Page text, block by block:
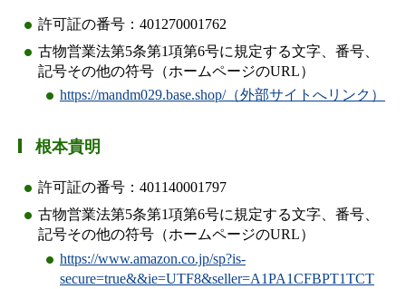
許可証の番号：401270001762
古物営業法第5条第1項第6号に規定する文字、番号、
記号その他の符号（ホームページのURL）
https://mandm029.base.shop/（外部サイトへリンク）
根本貴明
許可証の番号：401140001797
古物営業法第5条第1項第6号に規定する文字、番号、
記号その他の符号（ホームページのURL）
https://www.amazon.co.jp/sp?is-
secure=true&&ie=UTF8&seller=A1PA1CFBPT1TCT